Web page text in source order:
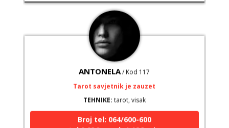
ANTONELA/ Kod 117
TEHNIKE:
tarot, visak
Broj tel: 064/600-600
tel:0,93€ - mob:1,12€ min